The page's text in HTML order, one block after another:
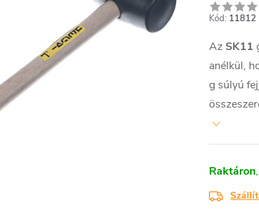
Kód: 11812
Az SK11
anélkül,
g súlyú
Raktáron